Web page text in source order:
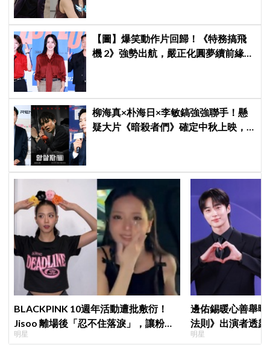
【圖】爆笑動作片回歸！《特務搞飛
機 2》強勢出航，嚴正化圓夢續前緣、
柳海真×朴海日×李敏鎬強強聯手！懸
疑大片《暗殺者們》確定中秋上映，
BLACKPINK 10週年活動遭批敷衍！
Jisoo 離場後「忍不住落淚」，讓粉絲
看了好心疼
明星
邊佑錫暖心善舉
法則》出演者透
患者順利完成治療
明星